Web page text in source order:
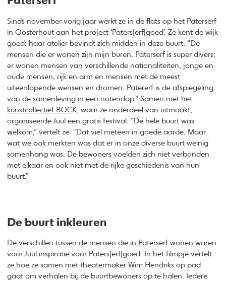
Sinds november vorig jaar werkt ze in de flats op het Paterserf
in Oosterhout aan het project ‘Paters|erf|goed’. Ze kent de wijk
goed: haar atelier bevindt zich midden in deze buurt. “De
mensen die er wonen zijn mijn buren. Paterserf is super divers:
er wonen mensen van verschillende nationaliteiten, jonge en
oude mensen, rijk en arm en mensen met de meest
uiteenlopende wensen en dromen. Patererf is de afspiegeling
van de samenleving in een notendop.” Samen met het
kunstcollectief BOCK, waar ze onderdeel van uitmaakt,
organiseerde Juul een gratis festival. “De hele buurt was
welkom,” vertelt ze. “Dat viel meteen in goede aarde. Maar
wat we ook merkten was dat er in onze diverse buurt weinig
samenhang was. De bewoners voelden zich niet verbonden
met elkaar en ook niet met de rijke geschiedenis van hun
buurt.”
De buurt inkleuren
De verschillen tussen de mensen die in Paterserf wonen waren
voor Juul inspiratie voor Paters|erf|goed. In het filmpje vertelt
ze hoe ze samen met theatermaker Wim Hendriks op pad
gaat om verhalen bij de buurtbewoners op te halen. Iedere